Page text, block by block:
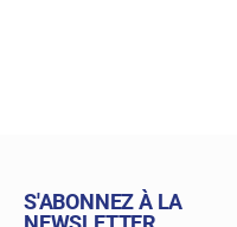
S'ABONNEZ À LA